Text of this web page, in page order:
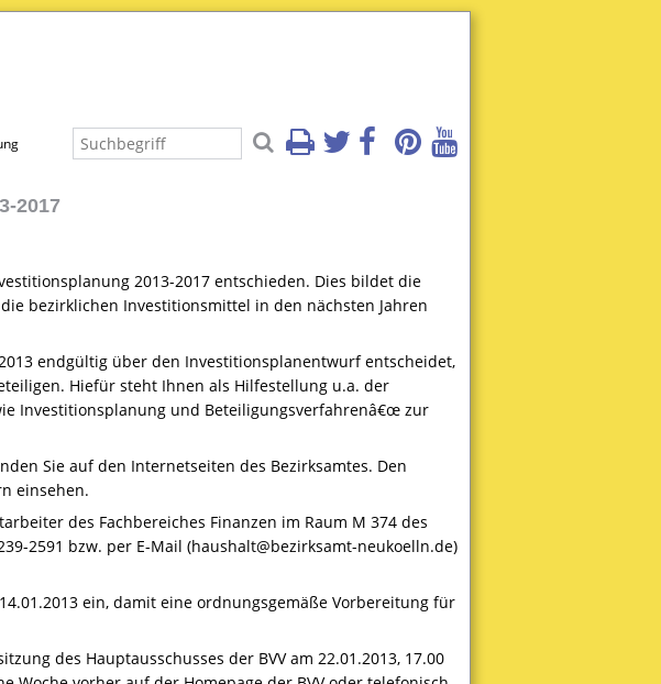
2017
2013-2017 entschieden. Dies bildet die
bezirklichen Investitionsmittel in den nächsten Jahren
endgültig über den Investitionsplanentwurf entscheidet,
Hiefür steht Ihnen als Hilfestellung u.a. der
Investitionsplanung und Beteiligungsverfahrenâ€œ zur
Sie auf den Internetseiten des Bezirksamtes. Den
einsehen.
des Fachbereiches Finanzen im Raum M 374 des
2591 bzw. per E-Mail (haushalt@bezirksamt-neukoelln.de)
ein, damit eine ordnungsgemäße Vorbereitung für
des Hauptausschusses der BVVam 22.01.2013, 17.00